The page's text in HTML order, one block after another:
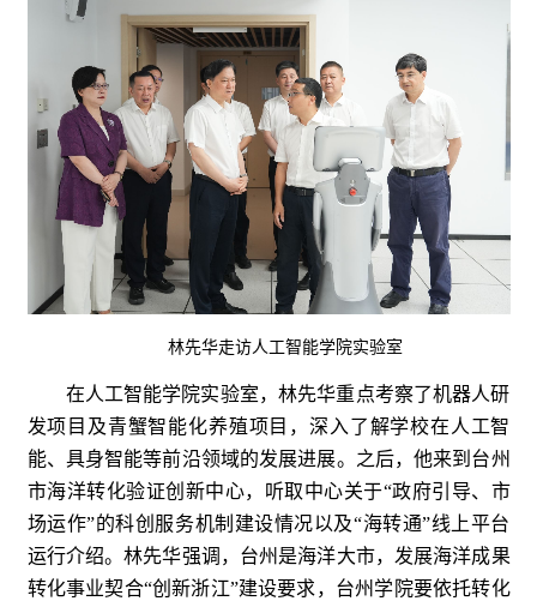
林先华走访人工智能学院实验室
在人工智能学院实验室，林先华重点考察了机器人研
发项目及青蟹智能化养殖项目，深入了解学校在人工智
能、具身智能等前沿领域的发展进展。之后，他来到台州
市海洋转化验证创新中心，听取中心关于“政府引导、市
场运作”的科创服务机制建设情况以及“海转通”线上平台
运行介绍。林先华强调，台州是海洋大市，发展海洋成果
转化事业契合“创新浙江”建设要求，台州学院要依托转化